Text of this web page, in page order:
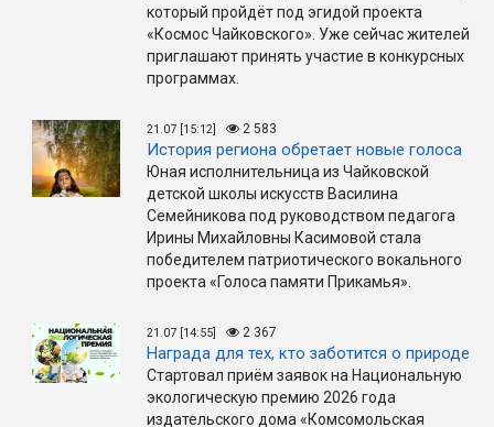
который пройдёт под эгидой проекта
«Космос Чайковского». Уже сейчас жителей
приглашают принять участие в конкурсных
программах.
21.07 [15:12] 2 583
История региона обретает новые голоса
Юная исполнительница из Чайковской
детской школы искусств Василина
Семейникова под руководством педагога
Ирины Михайловны Касимовой стала
победителем патриотического вокального
проекта «Голоса памяти Прикамья».
21.07 [14:55] 2 367
Награда для тех, кто заботится о природе
Стартовал приём заявок на Национальную
экологическую премию 2026 года
издательского дома «Комсомольская